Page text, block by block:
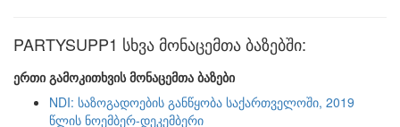
PARTYSUPP1 სხვა მონაცემთა ბაზებში:
ერთი გამოკითხვის მონაცემთა ბაზები
NDI: საზოგადოების განწყობა საქართველოში, 2019
წლის ნოემბერ-დეკემბერი